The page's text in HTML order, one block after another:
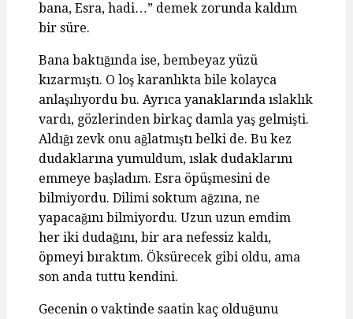
bana, Esra, hadi…” demek zorunda kaldım
bir süre.
Bana baktığında ise, bembeyaz yüzü
kızarmıştı. O loş karanlıkta bile kolayca
anlaşılıyordu bu. Ayrıca yanaklarında ıslaklık
vardı, gözlerinden birkaç damla yaş gelmişti.
Aldığı zevk onu ağlatmıştı belki de. Bu kez
dudaklarına yumuldum, ıslak dudaklarını
emmeye başladım. Esra öpüşmesini de
bilmiyordu. Dilimi soktum ağzına, ne
yapacağını bilmiyordu. Uzun uzun emdim
her iki dudağını, bir ara nefessiz kaldı,
öpmeyi bıraktım. Öksürecek gibi oldu, ama
son anda tuttu kendini.
Gecenin o vaktinde saatin kaç olduğunu